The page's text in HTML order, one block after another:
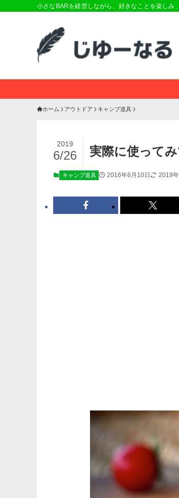
小さなBARを経営しながら、好きなことを楽しみ
ホーム アウトドア キャンプ道具
実際に使って
2019
6/26
キャンプ道具 2016年6月10日 2019